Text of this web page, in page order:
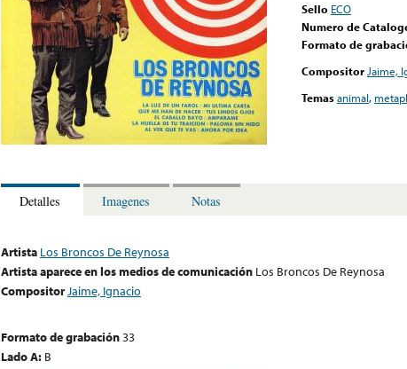
Sello ECO
Numero de
Formato de
Compositor Jaime,
Temasanimal,
Detalles Imagenes Notas
Artista Los Broncos De Reynosa
Artista aparece en los medios de comunicación Los Broncos De Reynosa
CompositorJaime, Ignacio
Formato de grabación33
Lado A: B